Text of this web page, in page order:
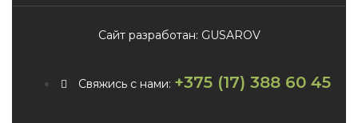
Сайт разработан: GUSAROV
Свяжись с нами: +375 (17) 388 60 45